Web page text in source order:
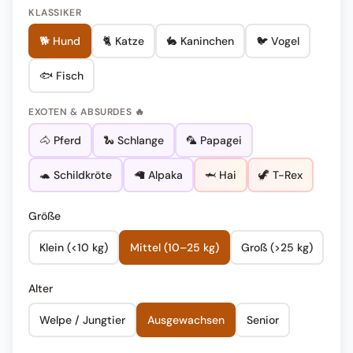
KLASSIKER
🐕 Hund 🐈 Katze 🐇 Kaninchen 🐦 Vogel
🐟 Fisch
EXOTEN & ABSURDES 🔥
🐴 Pferd 🐍 Schlange 🦜 Papagei
🐢 Schildkröte 🦙 Alpaka 🦈 Hai 🦖 T-Rex
Größe
Klein (<10 kg) Mittel (10–25 kg) Groß (>25 kg)
Alter
Welpe / Jungtier Ausgewachsen Senior